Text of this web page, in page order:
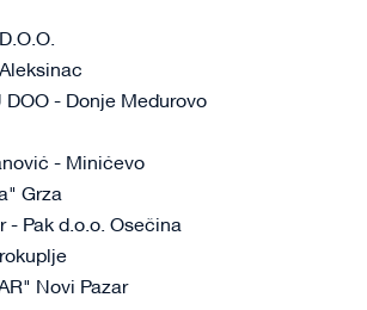
DOO - Donje Međurovo
- Minićevo
Grza
- Pak d.o.o. Osečina
Novi Pazar